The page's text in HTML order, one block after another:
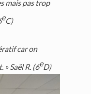
mais pas trop
eC)
car on
» Saël R. (6eD)